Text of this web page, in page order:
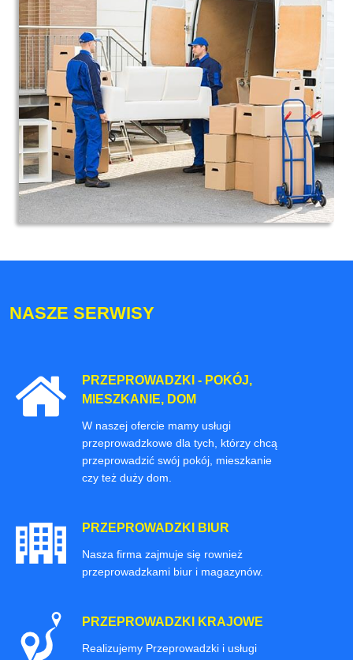
NASZE SERWISY
PRZEPROWADZKI - POKÓJ,
MIESZKANIE, DOM
W naszej ofercie mamy usługi
przeprowadzkowe dla tych, którzy chcą
przeprowadzić swój pokój, mieszkanie
czy też duży dom.
PRZEPROWADZKI BIUR
Nasza firma zajmuje się rownież
przeprowadzkami biur i magazynów.
PRZEPROWADZKI KRAJOWE
Realizujemy Przeprowadzki i usługi